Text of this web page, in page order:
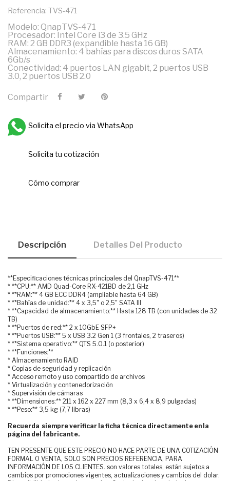
Referencia: TVS-471
Modelo: QnapTVS-471
Procesador: Intel Core i3 de 3.5 GHz
RAM: 2 GB DDR3 (expandible hasta 16 GB)
Almacenamiento: 4 bahías para discos duros SATA
6Gb/s
Conectividad: 4 puertos LAN gigabit, 2 puertos USB
3.0, 2 puertos USB 2.0
Compartir
Solicita el precio via WhatsApp
Solicita tu cotización
Cómo comprar
Descripción Detalles Del Producto
**Especificaciones técnicas principales del QnapTVS-471**
* **CPU:** AMD Quad-Core RX-421BD de 2,1 GHz
* **RAM:** 4 GB ECC DDR4 (ampliable hasta 64 GB)
* **Bahías de unidad:** 4 x 3,5" o 2,5" SATA III
* **Capacidad de almacenamiento:** Hasta 128 TB (con unidades de 32
TB)
* **Puertos de red:** 2 x 10GbE SFP+
* **Puertos USB:** 5 x USB 3.2 Gen 1 (3 frontales, 2 traseros)
* **Sistema operativo:** QTS 5.0.1 (o posterior)
* **Funciones:**
* Almacenamiento RAID
* Copias de seguridad y replicación
* Acceso remoto y uso compartido de archivos
* Virtualización y contenedorización
* Supervisión de cámaras
* **Dimensiones:** 211 x 162 x 227 mm (8,3 x 6,4 x 8,9 pulgadas)
* **Peso:** 3,5 kg (7,7 libras)
Recuerda siempre verificar la ficha técnica directamente en la
página del fabricante.
TEN PRESENTE QUE ESTE PRECIO NO HACE PARTE DE UNA COTIZACIÓN
FORMAL O VENTA, SOLO SON PRECIOS REFERENCIA, PARA
INFORMACIÓN DE LOS CLIENTES. son valores totales, están sujetos a
cambios por promociones vigentes, actualizaciones y cambios del dolar.